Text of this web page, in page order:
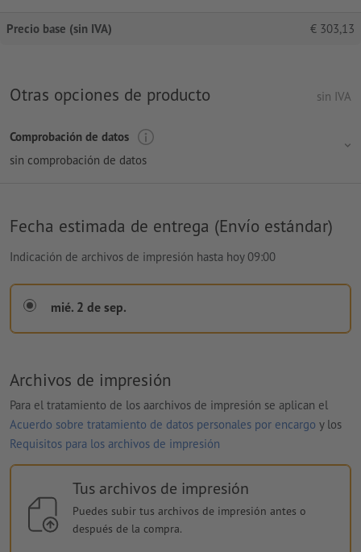
Precio base (sin IVA) € 303,13
Otras opciones de producto sin IVA
Comprobación de datos
sin comprobación de datos
Fecha estimada de entrega (Envío estándar)
Indicación de archivos de impresión hasta hoy 09:00
mié. 2 de sep.
Archivos de impresión
Para el tratamiento de los aarchivos de impresión se aplican el
Acuerdo sobre tratamiento de datos personales por encargo y los
Requisitos para los archivos de impresión
Tus archivos de impresión
Puedes subir tus archivos de impresión antes o
después de la compra.